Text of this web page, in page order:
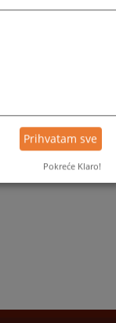
Prihvatam sve
Pokreće Klaro!